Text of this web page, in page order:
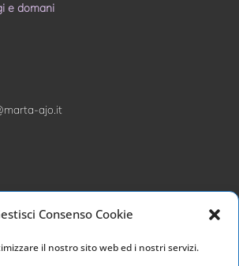
Consenso Cookie
il nostro sito web ed i nostri servizi.
e domani
ajo.it